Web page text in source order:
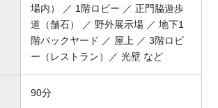
場内） ／ 1階ロビー ／ 正門脇遊歩
道（舗石） ／ 野外展示場 ／ 地下1
階バックヤード ／ 屋上 ／ 3階ロビ
ー（レストラン）／ 光壁 など
90分